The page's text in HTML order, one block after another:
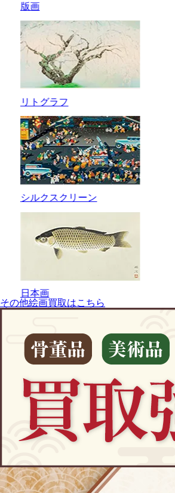
版画
リトグラフ
シルクスクリーン
日本画
その他絵画買取はこちら